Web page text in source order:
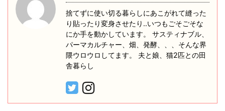
捨てずに使い切る暮らしにあこがれて縫った
り貼ったり変身させたり‥いつもごそごそな
にか手を動かしています。 サスティナブル、
パーマカルチャー、畑、発酵、、、そんな界
隈ウロウロしてます。 夫と娘、猫2匹との田
舎暮らし